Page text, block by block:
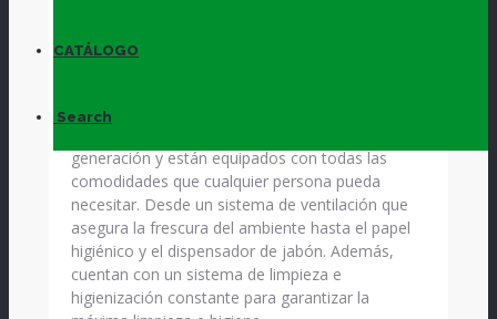
CATÁLOGO
Search
circuito, permitiendo a los triatletas hacer una
generación y están equipados con todas las
comodidades que cualquier persona pueda
necesitar. Desde un sistema de ventilación que
asegura la frescura del ambiente hasta el papel
higiénico y el dispensador de jabón. Además,
cuentan con un sistema de limpieza e
higienización constante para garantizar la